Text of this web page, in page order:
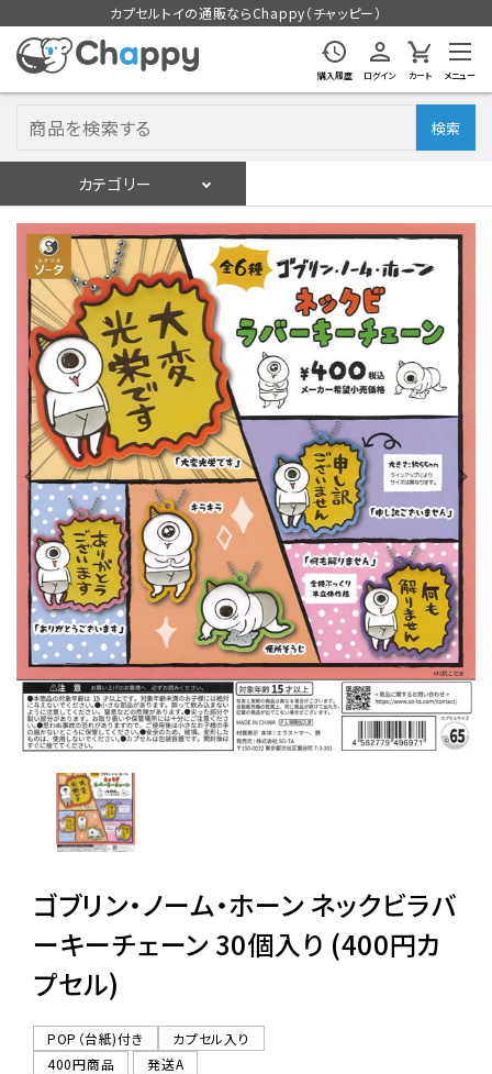
カプセルトイの通販ならChappy（チャッピー）
購入履歴 ログイン カート メニュー
検索
カテゴリー
ログイン 会員登録
入荷スケジュールをチェック
カプセルトイマシン本体
カプセルトイ
販促用空カプセル
レンタル
景品・玩具・文具
販促用カプセルトイ
06-6282-7659
ゴブリン・ノーム・ホーン ネックビラバ
ーキーチェーン 30個入り (400円カ
プセル)
POP（台紙)付き
カプセル入り
400円商品
発送A